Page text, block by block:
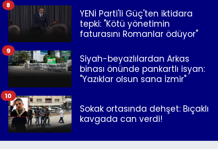
YENİ Parti'li Güç'ten iktidara
tepki: "Kötü yönetimin
faturasını Romanlar ödüyor"
8
Siyah-beyazlılardan Arkas
binası önünde pankartlı isyan:
"Yazıklar olsun sana İzmir"
9
Sokak ortasında dehşet: Bıçaklı
kavgada can verdi!
10